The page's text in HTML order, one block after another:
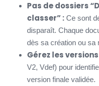
Pas de dossiers
classer” : Ce sont
disparaît. Chaque
dès sa création ou sa
Gérez les versions
V2, Vdef) pour
version finale validée.